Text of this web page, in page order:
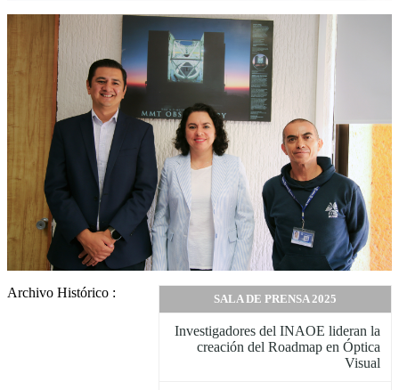
SALA DE PRENSA 2025
Investigadores del INAOE lideran la
creación del Roadmap en Óptica
Visual
Archivo Histórico :